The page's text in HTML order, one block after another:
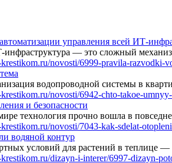
управления всей ИТ-
— это сложный
водопроводной системы в
и безопасности
технология прочно вошла в
водяной контур
условий для растений в теплице